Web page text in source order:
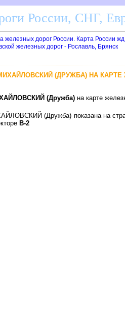
России, СНГ,
железных дорог России. Карта России
железных дорог - Рославль, Брянск
(ДРУЖБА) НА
(Дружба) на карте
(Дружба) показана на
-2